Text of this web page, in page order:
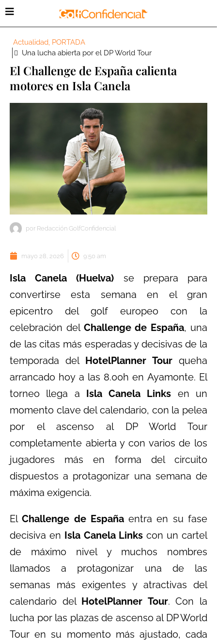
Actualidad, PORTADA
Una lucha abierta por el DP World Tour
El Challenge de España calienta
motores en Isla Canela
por Redacción GolfConfidencial
mayo 28, 2026 9:50 am
Isla Canela (Huelva) se prepara para
convertirse esta semana en el gran
epicentro del golf europeo con la
celebración del Challenge de España, una
de las citas más esperadas y decisivas de la
temporada del HotelPlanner Tour queha
arrancado hoy a las 8.00h en Ayamonte. El
torneo llega a Isla Canela Links en un
momento clave del calendario, con la pelea
por el ascenso al DP World Tour
completamente abierta y con varios de los
jugadores más en forma del circuito
dispuestos a protagonizar una semana de
máxima exigencia.
ElChallenge de Españaentra en su fase
decisiva en Isla Canela Links con un cartel
de máximo nivel y muchos nombres
llamados a protagonizar una de las
semanas más exigentes y atractivas del
calendario del HotelPlanner Tour. Con la
lucha por las plazas de ascenso al DP World
Tour en su momento más ajustado, cada